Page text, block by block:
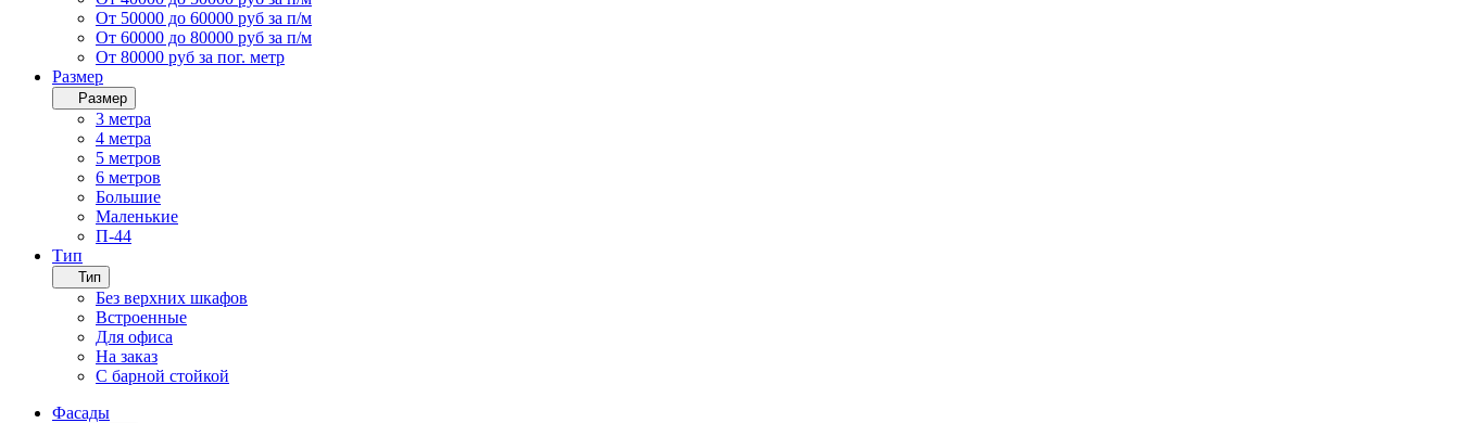
От 50000 до 60000 руб за п/м
От 60000 до 80000 руб за п/м
От 80000 руб за пог. метр
Размер
Размер
3 метра
4 метра
5 метров
6 метров
Большие
Маленькие
П-44
Тип
Тип
Без верхних шкафов
Встроенные
Для офиса
На заказ
С барной стойкой
Фасады